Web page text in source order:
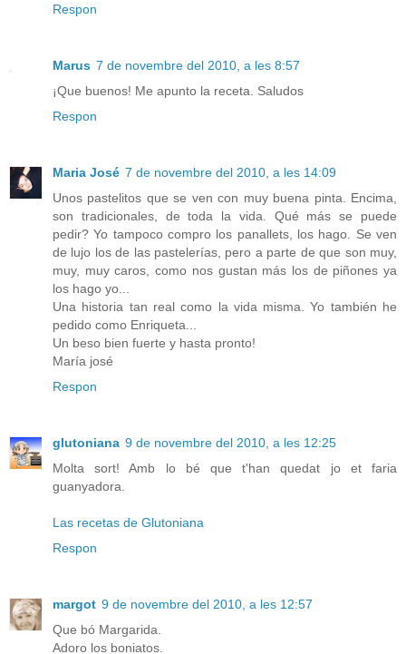
Respon
Marus 7 de novembre del 2010, a les 8:57
¡Que buenos! Me apunto la receta. Saludos
Respon
Maria José 7 de novembre del 2010, a les 14:09
Unos pastelitos que se ven con muy buena pinta. Encima,
son tradicionales, de toda la vida. Qué más se puede
pedir? Yo tampoco compro los panallets, los hago. Se ven
de lujo los de las pastelerías, pero a parte de que son muy,
muy, muy caros, como nos gustan más los de piñones ya
los hago yo...
Una historia tan real como la vida misma. Yo también he
pedido como Enriqueta...
Un beso bien fuerte y hasta pronto!
María josé
Respon
glutoniana 9 de novembre del 2010, a les 12:25
Molta sort! Amb lo bé que t'han quedat jo et faria
guanyadora.
Las recetas de Glutoniana
Respon
margot 9 de novembre del 2010, a les 12:57
Que bó Margarida.
Adoro los boniatos.